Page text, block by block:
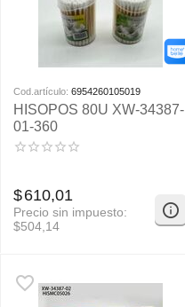
Cod.artículo: 6954260105019
HISOPOS 80U XW-34387-
01-360
$610,01
Precio sin impuesto:
$504,14